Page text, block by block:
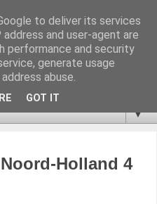
Sociaal Psychiatrisch
▼
Holland 4
to deliver its services
and user-agent are
performance and security
generate usage
abuse.
GOT IT